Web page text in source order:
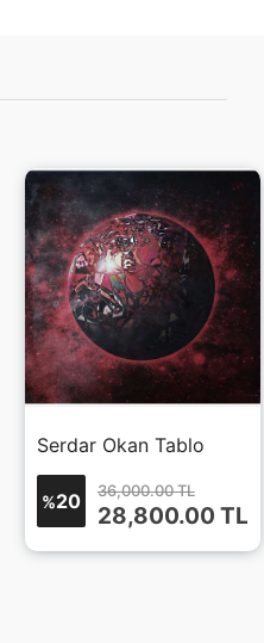
Serdar Okan Tablo
%20 36,000.00 TL
28,800.00 TL